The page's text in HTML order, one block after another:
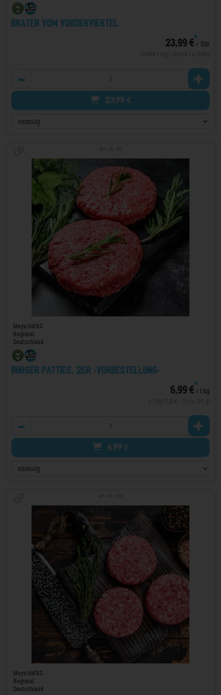
Braten vom Vorderviertel
23,99 €*/ Stk
23,99 €
Meyn Hof KG
Regional
Deutschland
Burger Patties, 2er -VORBESTELLUNG-
6,99 €*/ 1 kg
6,99 €
Meyn Hof KG
Regional
Deutschland